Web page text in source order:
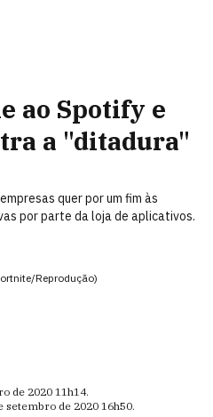
ao Spotify e
a "ditadura"
quer por um fim às
por parte da loja de aplicativos.
Reprodução)
de 2020 11h14.
setembro de 2020 16h50.